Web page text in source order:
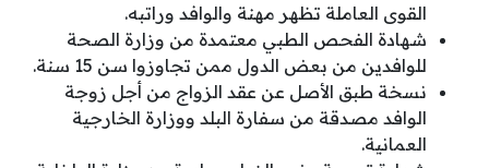
القوى العاملة تظهر مهنة والوافد وراتبه.
شهادة الفحص الطبي معتمدة من وزارة الصحة
للوافدين من بعض الدول ممن تجاوزوا سن 15 سنة.
نسخة طبق الأصل عن عقد الزواج من أجل زوجة
الوافد مصدقة من سفارة البلد ووزارة الخارجية
العمانية.